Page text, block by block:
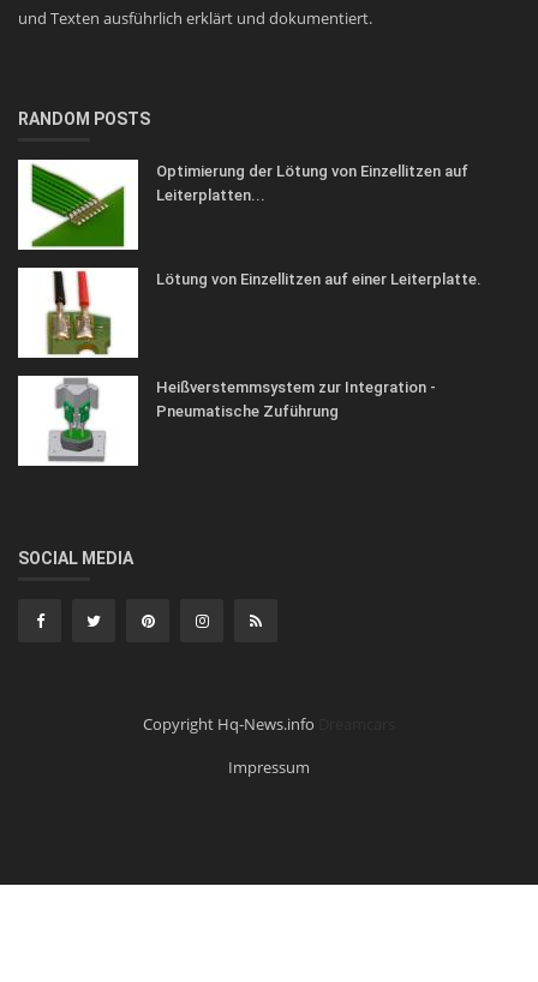
und Texten ausführlich erklärt und dokumentiert.
RANDOM POSTS
Optimierung der Lötung von Einzellitzen auf
Leiterplatten...
Lötung von Einzellitzen auf einer Leiterplatte.
Heißverstemmsystem zur Integration -
Pneumatische Zuführung
SOCIAL MEDIA
Copyright Hq-News.info
Impressum